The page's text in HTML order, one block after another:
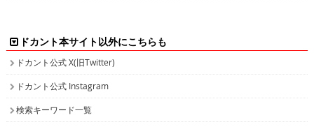
ドカント本サイト以外にこちらも
ドカント公式 X(旧Twitter)
ドカント公式 Instagram
検索キーワード一覧